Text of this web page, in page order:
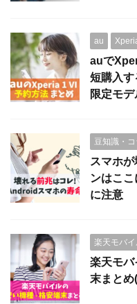
au
auで
短購入す
限定モデ
豆知識・コ
スマホ
ンはこ
に注意
楽天モバ
楽天モバ
末まとめ